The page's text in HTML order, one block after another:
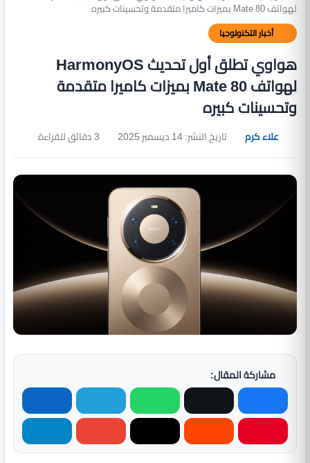
لهواتف Mate 80 بميزات كاميرا متقدمة وتحسينات كبيره
أخبار التكنولوجيا
هواوي تطلق أول تحديث HarmonyOS
لهواتف Mate 80 بميزات كاميرا متقدمة
وتحسينات كبيره
علاء كرم تاريخ النشر: 14 ديسمبر 2025
مشاركة المقال: